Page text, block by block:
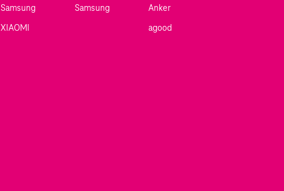
Samsung
XIAOMI
Samsung
Anker
agood